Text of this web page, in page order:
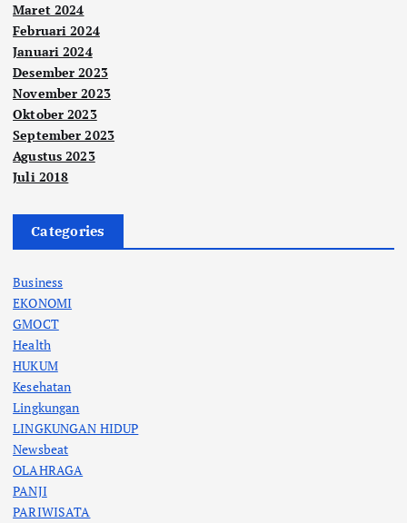
Maret 2024
Februari 2024
Januari 2024
Desember 2023
November 2023
Oktober 2023
September 2023
Agustus 2023
Juli 2018
Categories
Business
EKONOMI
GMOCT
Health
HUKUM
Kesehatan
Lingkungan
LINGKUNGAN HIDUP
Newsbeat
OLAHRAGA
PANJI
PARIWISATA